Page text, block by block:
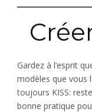
Gardez à l’esprit
modèles que vous
toujours KISS:
bonne pratique